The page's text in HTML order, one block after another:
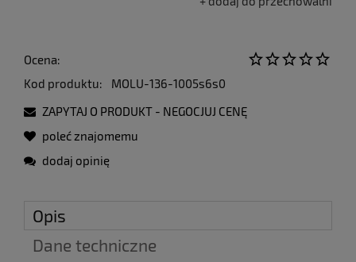
Ocena:
Kod produktu:
MOLU-136-1005s6s0
ZAPYTAJ O PRODUKT - NEGOCJUJ CENĘ
poleć znajomemu
dodaj opinię
Opis
Dane techniczne